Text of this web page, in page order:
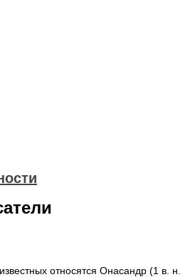
относятся Онасандр (1 в. н.